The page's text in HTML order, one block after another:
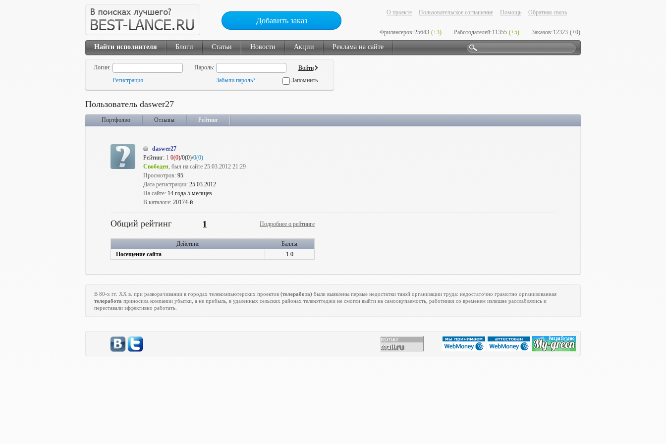
Добавить заказ
О проекте Пользовательское соглашение Помощь Обратная связь
Фрилансеров:25643 (+3) Работодателей:11355 (+5) Заказов:12323 (+0)
Найти исполнителя Блоги Статьи Новости Акции Реклама на сайте
Логин:
Пароль:
Регистрация
Забыли пароль? Запомнить
Пользователь daswer27
Портфолио Отзывы Рейтинг
daswer27
Рейтинг: 1 0(0)/0(0)/0(0)
Свободен, был на сайте 25.03.2012 21:29
Просмотров: 95
Дата регистрации: 25.03.2012
На сайте: 14 года 5 месяцев
В каталоге: 20174-й
Общий рейтинг 1 Подробнее о рейтинге
Действие
Баллы
Посещение сайта
1.0
В 80-х гг. XX в. при разворачивании в городах телекомпьютерских проектов (телеработа) были выявлены первые недостатки такой организации труда: недостаточно грамотно организованная
телеработа приносила компании убытки, а не прибыль, в удаленных сельских районах телекоттеджи не смогли выйти на самоокупаемость, работники со временем излишне расслаблялись и
переставали эффективно работать.